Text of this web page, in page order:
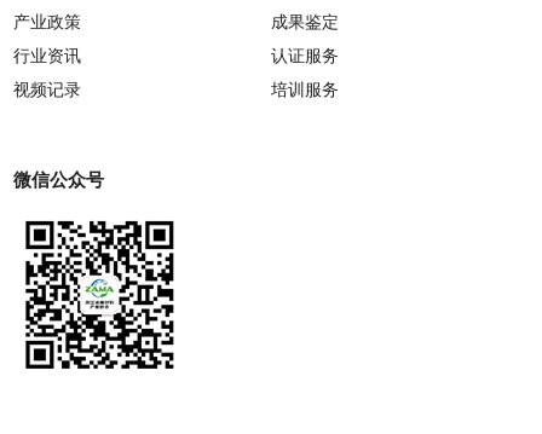
产业政策
行业资讯
视频记录
成果鉴定
认证服务
培训服务
微信公众号